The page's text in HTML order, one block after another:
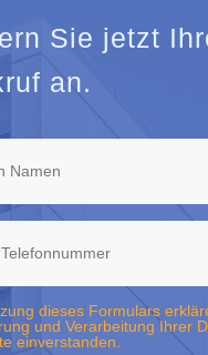
Sie jetzt
an.
dieses Formulars
und Verarbeitung Ihrer
einverstanden.